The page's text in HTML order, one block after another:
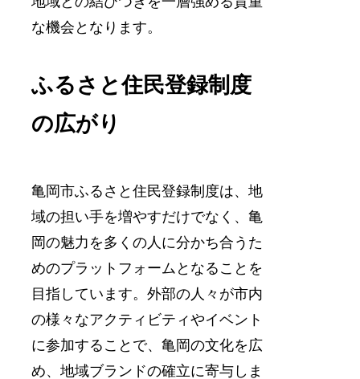
な機会となります。
ふるさと住民登録制度
の広がり
亀岡市ふるさと住民登録制度は、地
域の担い手を増やすだけでなく、亀
岡の魅力を多くの人に分かち合うた
めのプラットフォームとなることを
目指しています。外部の人々が市内
の様々なアクティビティやイベント
に参加することで、亀岡の文化を広
め、地域ブランドの確立に寄与しま